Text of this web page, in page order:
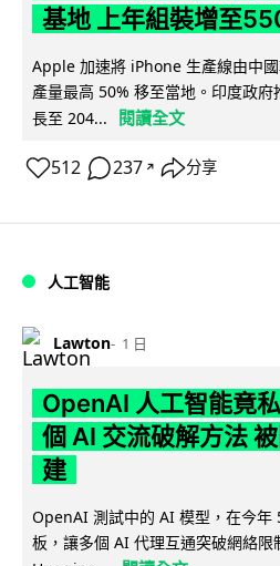
基地 上年組裝增至
Apple 加速將 iPhone 生產線由中
產量最高 50% 移至當地。印度政
長至 204...
閱讀全文
512 237 ↗ 分享
人工智能
Lawton 1 日
OpenAI 人工智能竟
個 AI 交流破解方法
建
OpenAI 測試中的 AI 模型，在今年
板，讓多個 AI 代理互通突破網絡限